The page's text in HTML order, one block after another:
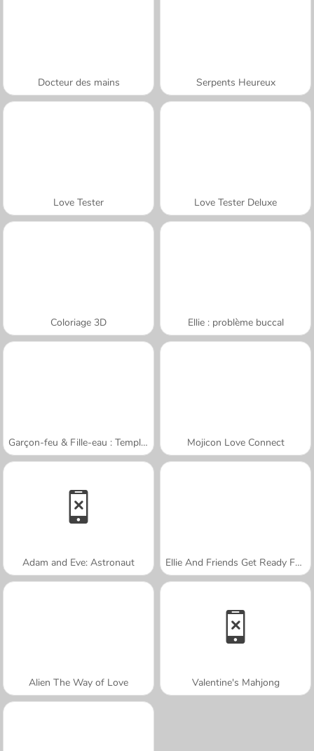
Docteur des mains Serpents Heureux
Love Tester Love Tester Deluxe
Coloriage 3D Ellie : problème buccal
Garçon-feu & Fille-eau : Temple de forêt Mojicon Love Connect
Adam and Eve: Astronaut Ellie And Friends Get Ready For First Date
Alien The Way of Love Valentine's Mahjong